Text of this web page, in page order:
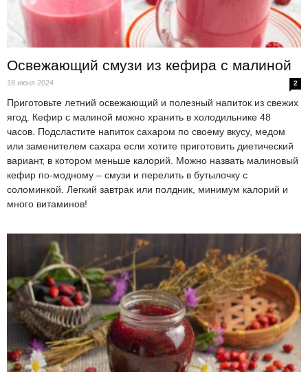
Освежающий смузи из кефира с малиной
18 июня 2024 2
Приготовьте летний освежающий и полезный напиток из свежих
ягод. Кефир с малиной можно хранить в холодильнике 48
часов. Подсластите напиток сахаром по своему вкусу, медом
или заменителем сахара если хотите приготовить диетический
вариант, в котором меньше калорий. Можно назвать малиновый
кефир по-модному – смузи и перелить в бутылочку с
соломинкой. Легкий завтрак или полдник, минимум калорий и
много витаминов!